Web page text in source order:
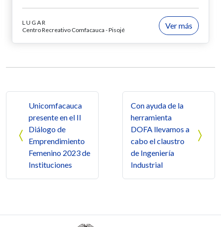
LUGAR
Centro Recreativo Comfacauca - Pisojé
Ver más
Unicomfacauca
presente en el II
Diálogo de
Emprendimiento
Femenino 2023 de
Instituciones
Con ayuda de la
herramienta
DOFA llevamos a
cabo el claustro
de Ingeniería
Industrial